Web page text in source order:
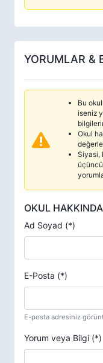
YORUMLAR &
Bu
iseniz
Okul
Siyasi,
OKUL
Ad Soyad (*)
E-Posta (*)
E-posta adresiniz
Yorum veya Bilgi (*)